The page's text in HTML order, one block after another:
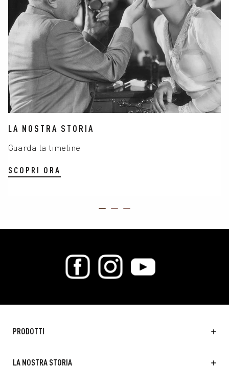
LA NOSTRA STORIA
Guarda la timeline
SCOPRI ORA
PRODOTTI
LA NOSTRA STORIA